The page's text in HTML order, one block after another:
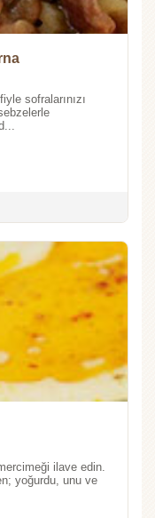
sofralarınızı
ilave edin.
yoğurdu, unu ve